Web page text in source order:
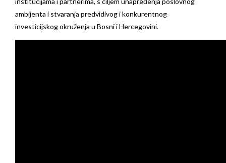
ambijenta i stvaranja predvidivog i konkurentnog
investicijskog okruženja u Bosni i Hercegovini.